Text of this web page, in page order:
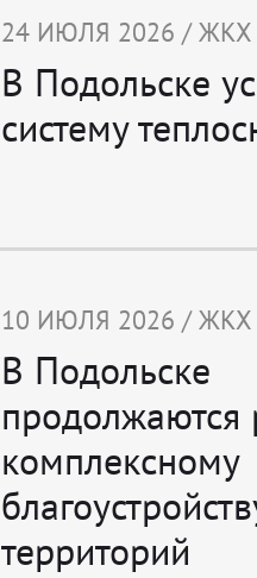
24 ИЮЛЯ 2026 / ЖКХ
В Подольске
систему
10 ИЮЛЯ 2026 / ЖКХ
В Подольске
продолжаются
комплексному
территорий